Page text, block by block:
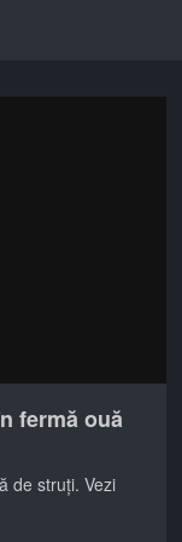
fermă ouă
de struți. Vezi